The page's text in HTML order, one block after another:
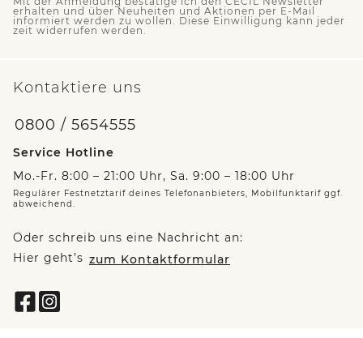
erhalten und über Neuheiten und Aktionen per E-Mail
informiert werden zu wollen. Diese Einwilligung kann jeder
zeit widerrufen werden.
Kontaktiere uns
0800 / 5654555
Service Hotline
Mo.-Fr. 8:00 – 21:00 Uhr, Sa. 9:00 – 18:00 Uhr
Regulärer Festnetztarif deines Telefonanbieters, Mobilfunktarif ggf.
abweichend.
Oder schreib uns eine Nachricht an:
Hier geht’s zum Kontaktformular